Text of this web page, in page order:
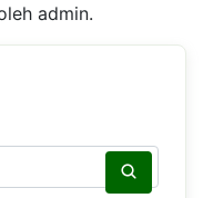
admin.